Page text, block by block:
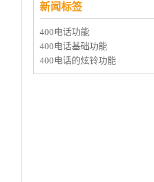
新闻标签
400电话功能
400电话基础功能
400电话的炫铃功能